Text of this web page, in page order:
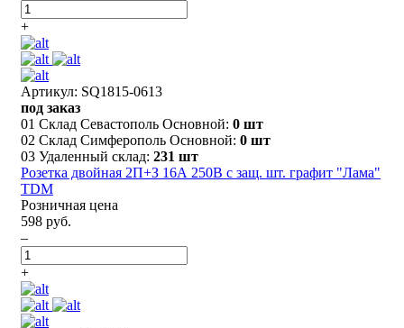
+
Артикул: SQ1815-0613
под заказ
01 Склад Севастополь Основной: 0 шт
02 Склад Симферополь Основной: 0 шт
03 Удаленный склад: 231 шт
Розетка двойная 2П+З 16А 250В с защ. шт. графит "Лама"
TDM
Розничная цена
598 руб.
–
+